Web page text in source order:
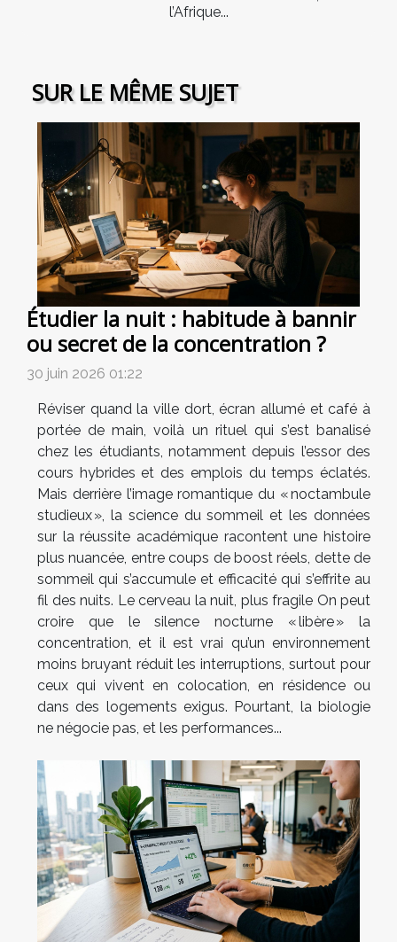
l’Afrique...
SUR LE MÊME SUJET
Étudier la nuit : habitude à bannir
ou secret de la concentration ?
30 juin 2026 01:22
Réviser quand la ville dort, écran allumé et café à
portée de main, voilà un rituel qui s’est banalisé
chez les étudiants, notamment depuis l’essor des
cours hybrides et des emplois du temps éclatés.
Mais derrière l’image romantique du « noctambule
studieux », la science du sommeil et les données
sur la réussite académique racontent une histoire
plus nuancée, entre coups de boost réels, dette de
sommeil qui s’accumule et efficacité qui s’effrite au
fil des nuits. Le cerveau la nuit, plus fragile On peut
croire que le silence nocturne « libère » la
concentration, et il est vrai qu’un environnement
moins bruyant réduit les interruptions, surtout pour
ceux qui vivent en colocation, en résidence ou
dans des logements exigus. Pourtant, la biologie
ne négocie pas, et les performances...